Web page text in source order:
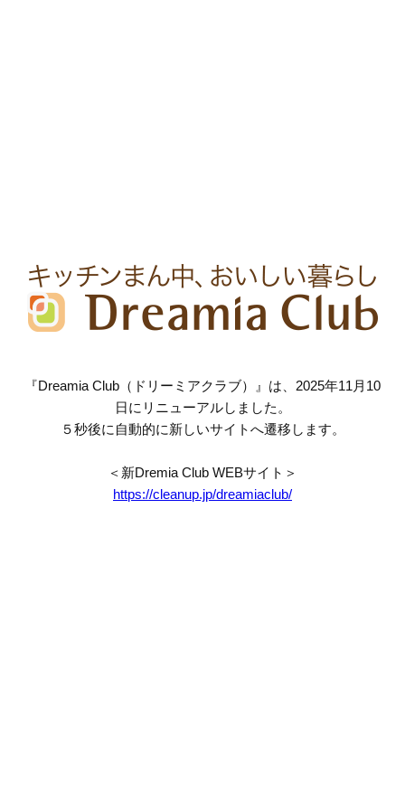
『Dreamia Club（ドリーミアクラブ）』は、2025年11月10
日にリニューアルしました。
５秒後に自動的に新しいサイトへ遷移します。
＜新Dremia Club WEBサイト＞
https://cleanup.jp/dreamiaclub/